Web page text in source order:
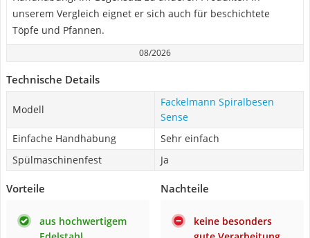
unserem Vergleich eignet er sich auch für beschichtete
Töpfe und Pfannen.
08/2026
Technische Details
Modell
Fackelmann Spiralbesen
Sense
Einfache Handhabung
Sehr einfach
Spülmaschinenfest
Ja
Vorteile
aus hochwertigem
Nachteile
keine besonders